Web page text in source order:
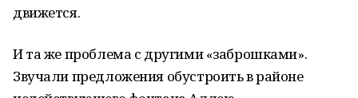
движется.
И та же проблема с другими «заброшками».
Звучали предложения обустроить в районе